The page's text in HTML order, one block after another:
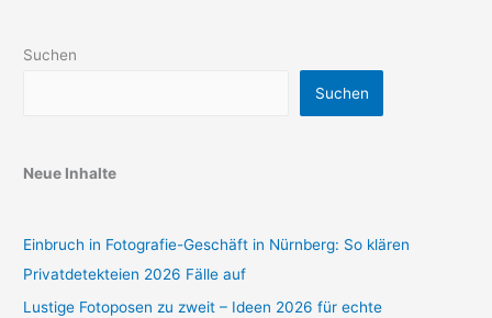
Suchen
Suchen
Neue Inhalte
Einbruch in Fotografie-Geschäft in Nürnberg: So klären
Privatdetekteien 2026 Fälle auf
Lustige Fotoposen zu zweit – Ideen 2026 für echte